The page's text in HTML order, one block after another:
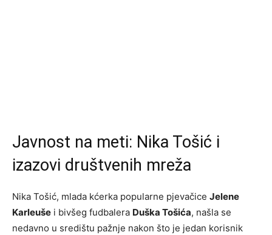
Javnost na meti: Nika Tošić i
izazovi društvenih mreža
Nika Tošić, mlada kćerka popularne pjevačice Jelene
Karleuše i bivšeg fudbalera Duška Tošića, našla se
nedavno u središtu pažnje nakon što je jedan korisnik